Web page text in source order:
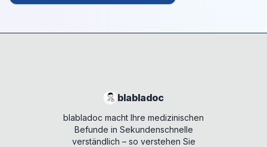
blabladoc
blabladoc macht Ihre medizinischen
Befunde in Sekundenschnelle
verständlich – so verstehen Sie